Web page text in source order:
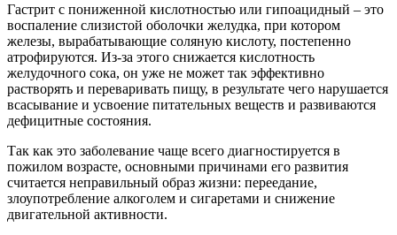
Гастрит с пониженной кислотностью или гипоацидный – это
воспаление слизистой оболочки желудка, при котором
железы, вырабатывающие соляную кислоту, постепенно
атрофируются. Из-за этого снижается кислотность
желудочного сока, он уже не может так эффективно
растворять и переваривать пищу, в результате чего нарушается
всасывание и усвоение питательных веществ и развиваются
дефицитные состояния.
Так как это заболевание чаще всего диагностируется в
пожилом возрасте, основными причинами его развития
считается неправильный образ жизни: переедание,
злоупотребление алкоголем и сигаретами и снижение
двигательной активности.